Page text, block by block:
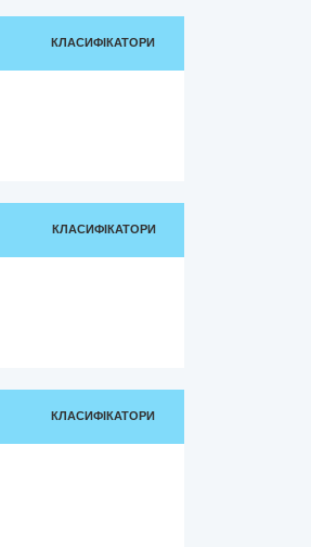
КЛАСИФІКАТОРИ
КЛАСИФІКАТОРИ
КЛАСИФІКАТОРИ